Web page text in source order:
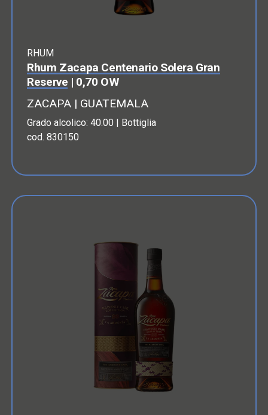
RHUM
Rhum Zacapa Centenario Solera Gran
Reserve | 0,70 OW
ZACAPA | GUATEMALA
Grado alcolico: 40.00 | Bottiglia
cod. 830150